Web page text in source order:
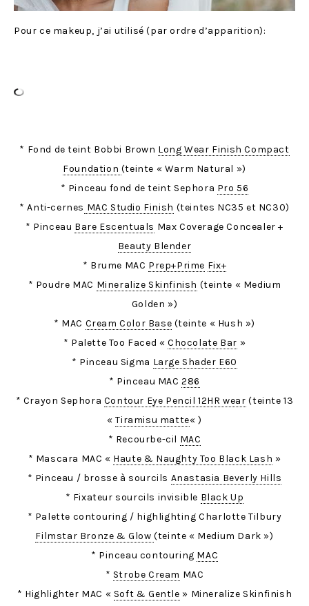
Pour ce makeup, j’ai utilisé (par ordre d’apparition):
* Fond de teint Bobbi Brown Long Wear Finish Compact
Foundation (teinte « Warm Natural »)
* Pinceau fond de teint Sephora Pro 56
* Anti-cernes MAC Studio Finish (teintes NC35 et NC30)
* Pinceau Bare Escentuals Max Coverage Concealer +
Beauty Blender
* Brume MAC Prep+Prime Fix+
* Poudre MAC Mineralize Skinfinish (teinte « Medium
Golden »)
* MAC Cream Color Base (teinte « Hush »)
* Palette Too Faced «Chocolate Bar »
* Pinceau Sigma Large Shader E60
* Pinceau MAC286
* Crayon Sephora Contour Eye Pencil 12HR wear (teinte 13
«Tiramisu matte« )
* Recourbe-cil MAC
* Mascara MAC « Haute & Naughty Too Black Lash »
* Pinceau / brosse à sourcils Anastasia Beverly Hills
* Fixateur sourcils invisible Black Up
* Palette contouring / highlighting Charlotte Tilbury
Filmstar Bronze & Glow(teinte « Medium Dark »)
* Pinceau contouring MAC
* Strobe Cream MAC
* Highlighter MAC « Soft & Gentle » Mineralize Skinfinish